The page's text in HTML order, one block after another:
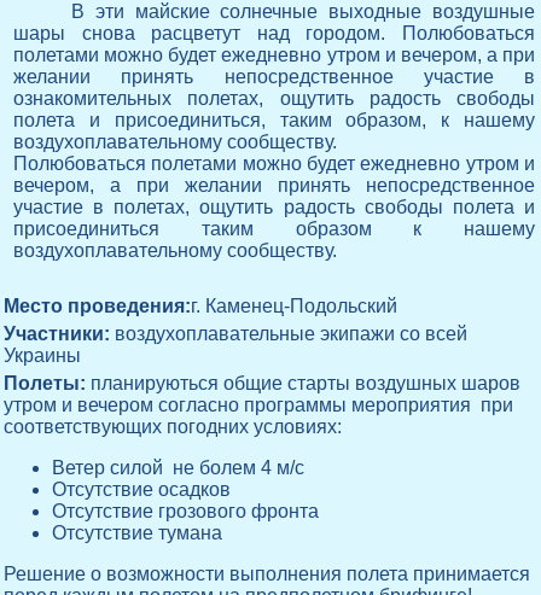
В эти майские солнечные выходные воздушные
шары снова расцветут над городом. Полюбоваться
полетами можно будет ежедневно утром и вечером, а при
желании принять непосредственное участие в
ознакомительных полетах, ощутить радость свободы
полета и присоединиться, таким образом, к нашему
воздухоплавательному сообществу.
Полюбоваться полетами можно будет ежедневно утром и
вечером, а при желании принять непосредственное
участие в полетах, ощутить радость свободы полета и
присоединиться таким образом к нашему
воздухоплавательному сообществу.
Место проведения:г. Каменец-Подольский
Участники: воздухоплавательные экипажи со всей
Украины
Полеты: планируються общие старты воздушных шаров
утром и вечером согласно программы мероприятия при
соответствующих погодних условиях:
Ветер силой не болем 4 м/с
Отсутствие осадков
Отсутствие грозового фронта
Отсутствие тумана
Решение о возможности выполнения полета принимается